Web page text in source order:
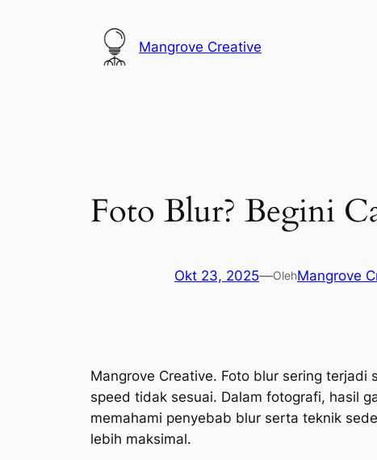
Mangrove Creative
Foto Blur? Begini
Okt 23, 2025—OlehMangrove
Mangrove Creative. Foto blur sering
speed tidak sesuai. Dalam fotografi, hasil
memahami penyebab blur serta teknik
lebih maksimal.